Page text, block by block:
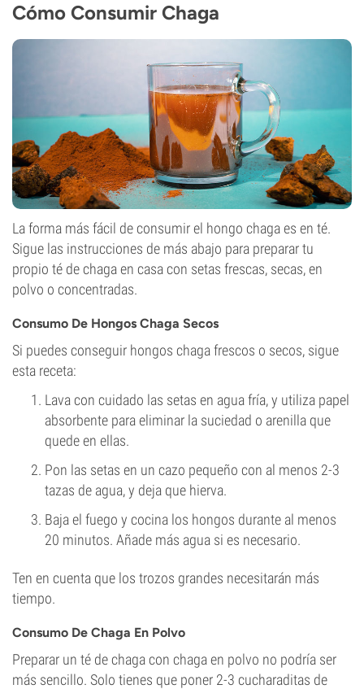
Cómo Consumir Chaga
La forma más fácil de consumir el hongo chaga es en té.
Sigue las instrucciones de más abajo para preparar tu
propio té de chaga en casa con setas frescas, secas, en
polvo o concentradas.
Consumo De Hongos Chaga Secos
Si puedes conseguir hongos chaga frescos o secos, sigue
esta receta:
Lava con cuidado las setas en agua fría, y utiliza papel
absorbente para eliminar la suciedad o arenilla que
quede en ellas.
Pon las setas en un cazo pequeño con al menos 2-3
tazas de agua, y deja que hierva.
Baja el fuego y cocina los hongos durante al menos
20 minutos. Añade más agua si es necesario.
Ten en cuenta que los trozos grandes necesitarán más
tiempo.
Consumo De Chaga En Polvo
Preparar un té de chaga con chaga en polvo no podría ser
más sencillo. Solo tienes que poner 2-3 cucharaditas de